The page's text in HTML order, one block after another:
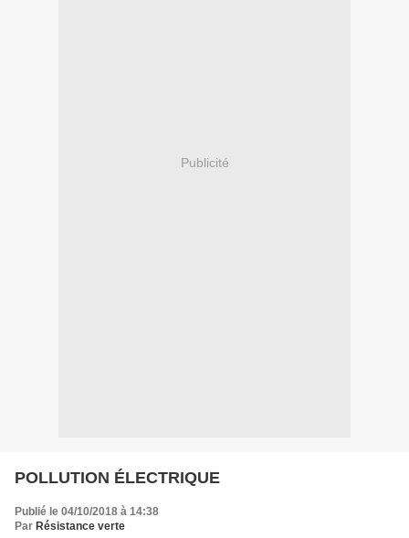
Publicité
POLLUTION ÉLECTRIQUE
Publié le 04/10/2018 à 14:38
Par Résistance verte